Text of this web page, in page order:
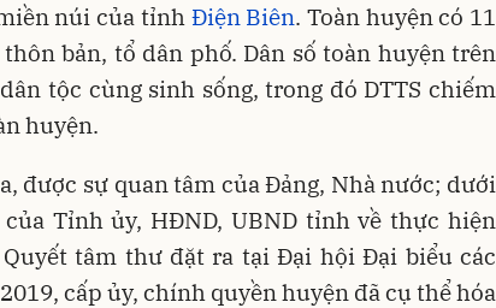
núi của tỉnh Điện Biên. Toàn huyện có 11
bản, tổ dân phố. Dân số toàn huyện trên
tộc cùng sinh sống, trong đó DTTS chiếm
huyện.
được sự quan tâm của Đảng, Nhà nước; dưới
Tỉnh ủy, HĐND, UBND tỉnh về thực hiện
tâm thư đặt ra tại Đại hội Đại biểu các
cấp ủy, chính quyền huyện đã cụ thể hóa